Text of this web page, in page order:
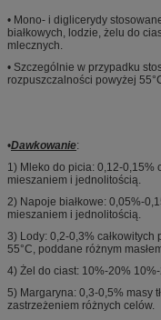
• Mono- i diglicerydy
białkowych, lodzie, żelu do
mlecznych.
• Szczególnie w przypadku
rozpuszczalności powyżej
•Dawkowanie:
1) Mleko do picia: 0,12-0,15%
mieszaniem i jednolitością.
2) Napoje białkowe: 0,05%-
mieszaniem i jednolitością.
3) Lody: 0,2-0,3%
55°C, poddane różnym
4) Żel do ciast: 10%-20%
5) Margaryna: 0,3-0,5% masy
zastrzeżeniem różnych celów.